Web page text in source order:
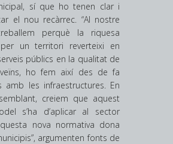
sí que ho tenen clar i
el nou recàrrec. “Al nostre
perquè la riquesa
un territori reverteixi en
públics en la qualitat de
ho fem així des de fa
amb les infraestructures. En
creiem que aquest
s’ha d’aplicar al sector
nova normativa dona
argumenten fonts de